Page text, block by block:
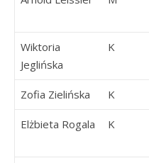
Wiktoria
Jeglińska
K
Zofia Zielińska K
Elżbieta Rogala K